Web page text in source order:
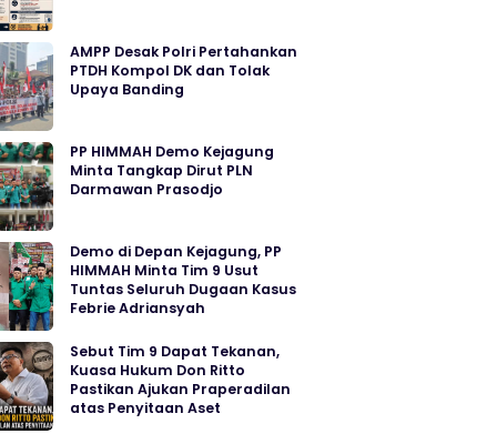
AMPP Desak Polri Pertahankan
PTDH Kompol DK dan Tolak
Upaya Banding
PP HIMMAH Demo Kejagung
Minta Tangkap Dirut PLN
Darmawan Prasodjo
Demo di Depan Kejagung, PP
HIMMAH Minta Tim 9 Usut
Tuntas Seluruh Dugaan Kasus
Febrie Adriansyah
Sebut Tim 9 Dapat Tekanan,
Kuasa Hukum Don Ritto
Pastikan Ajukan Praperadilan
atas Penyitaan Aset